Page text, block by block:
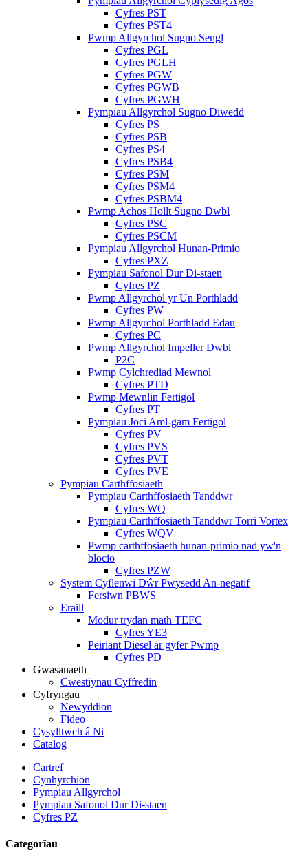
Cyfres PST
Cyfres PST4
Pwmp Allgyrchol Sugno Sengl
Cyfres PGL
Cyfres PGLH
Cyfres PGW
Cyfres PGWB
Cyfres PGWH
Pympiau Allgyrchol Sugno Diwedd
Cyfres PS
Cyfres PSB
Cyfres PS4
Cyfres PSB4
Cyfres PSM
Cyfres PSM4
Cyfres PSBM4
Pwmp Achos Hollt Sugno Dwbl
Cyfres PSC
Cyfres PSCM
Pympiau Allgyrchol Hunan-Primio
Cyfres PXZ
Pympiau Safonol Dur Di-staen
Cyfres PZ
Pwmp Allgyrchol yr Un Porthladd
Cyfres PW
Pwmp Allgyrchol Porthladd Edau
Cyfres PC
Pwmp Allgyrchol Impeller Dwbl
P2C
Pwmp Cylchrediad Mewnol
Cyfres PTD
Pwmp Mewnlin Fertigol
Cyfres PT
Pympiau Joci Aml-gam Fertigol
Cyfres PV
Cyfres PVS
Cyfres PVT
Cyfres PVE
Pympiau Carthffosiaeth
Pympiau Carthffosiaeth Tanddwr
Cyfres WQ
Pympiau Carthffosiaeth Tanddwr Torri Vortex
Cyfres WQV
Pwmp carthffosiaeth hunan-primio nad yw'n
blocio
Cyfres PZW
System Cyflenwi Dŵr Pwysedd An-negatif
Fersiwn PBWS
Eraill
Modur trydan math TEFC
Cyfres YE3
Peiriant Diesel ar gyfer Pwmp
Cyfres PD
Gwasanaeth
Cwestiynau Cyffredin
Cyfryngau
Newyddion
Fideo
Cysylltwch â Ni
Catalog
Cartref
Cynhyrchion
Pympiau Allgyrchol
Pympiau Safonol Dur Di-staen
Cyfres PZ
Categorïau